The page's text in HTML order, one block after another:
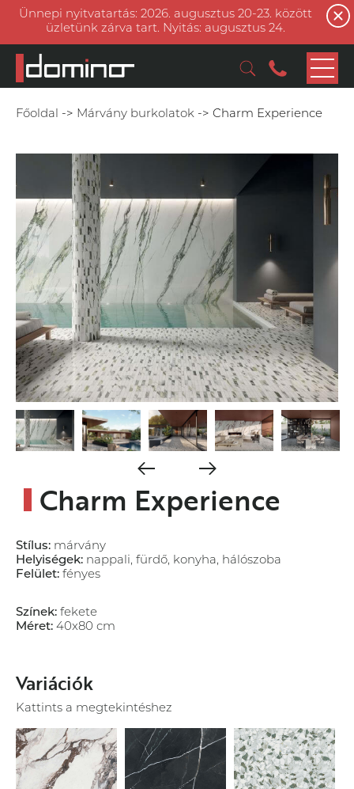
Ünnepi nyitvatartás: 2026. augusztus 20-23. között
üzletünk zárva tart. Nyitás: augusztus 24.
Főoldal -> Márvány burkolatok -> Charm Experience
Charm Experience
Stílus: márvány
Helyiségek: nappali, fürdő, konyha, hálószoba
Felület: fényes
Színek: fekete
Méret: 40x80 cm
Array
Variációk
Kattints a megtekintéshez